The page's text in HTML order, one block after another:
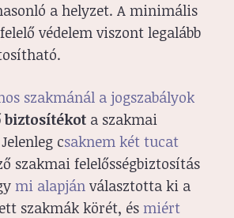
a helyzet. A minimális
védelem viszont legalább
szakmánál a jogszabályok
biztosítékot a szakmai
csaknem két tucat
szakmai felelősségbiztosítás
mi alapján választotta ki a
szakmák körét, és miért